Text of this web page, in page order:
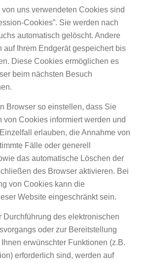
von uns verwendeten Cookies sind
Cookies”. Sie werden nach
automatisch gelöscht. Andere
auf Ihrem Endgerät gespeichert bis
Diese Cookies ermöglichen es
beim nächsten Besuch
Browser so einstellen, dass Sie
von Cookies informiert werden und
erlauben, die Annahme von
Fälle oder generell
das automatische Löschen der
des Browser aktivieren. Bei
von Cookies kann die
Website eingeschränkt sein.
Durchführung des elektronischen
oder zur Bereitstellung
Ihnen erwünschter Funktionen (z.B.
erforderlich sind, werden auf